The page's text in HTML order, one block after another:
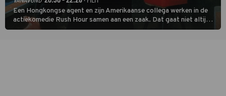
Een Hongkongse agent en zijn Amerikaanse collega werken in de
actiekomedie Rush Hour samen aan een zaak. Dat gaat niet altijd
van een leien dakje.